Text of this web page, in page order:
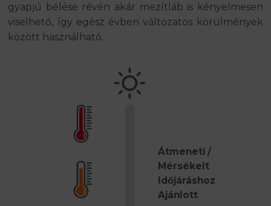
gyapjú bélése révén akár mezítláb is kényelmesen
viselhető, így egész évben változatos körülmények
között használható.
Átmeneti /
Mérsékelt
Időjáráshoz
Ajánlott